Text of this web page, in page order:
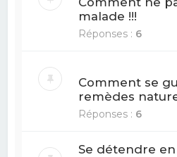
malade !!!
Réponses : 6
Comment se
remèdes
Réponses : 6
Se détendre en